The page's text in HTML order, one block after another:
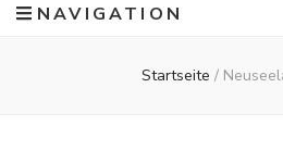
NAVIGATION
Startseite /